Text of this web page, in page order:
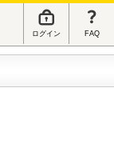
ログイン FAQ